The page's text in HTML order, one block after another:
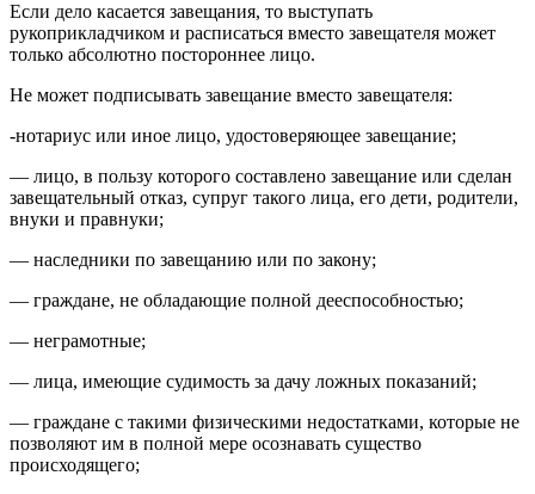
Если дело касается завещания, то выступать
рукоприкладчиком и расписаться вместо завещателя может
только абсолютно постороннее лицо.
Не может подписывать завещание вместо завещателя:
-нотариус или иное лицо, удостоверяющее завещание;
— лицо, в пользу которого составлено завещание или сделан
завещательный отказ, супруг такого лица, его дети, родители,
внуки и правнуки;
— наследники по завещанию или по закону;
— граждане, не обладающие полной дееспособностью;
— неграмотные;
— лица, имеющие судимость за дачу ложных показаний;
— граждане с такими физическими недостатками, которые не
позволяют им в полной мере осознавать существо
происходящего;